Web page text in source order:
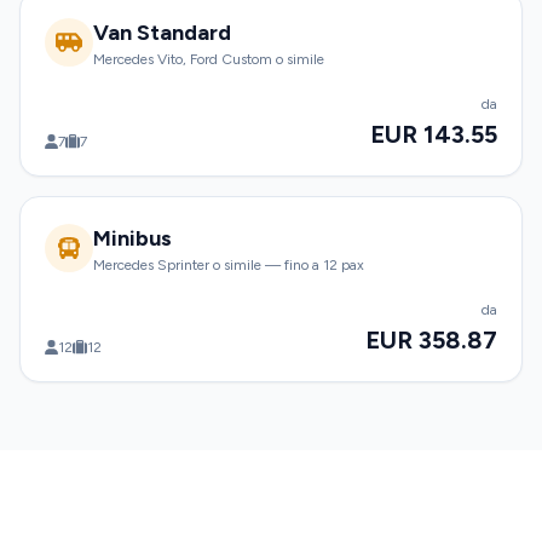
Van Standard
Mercedes Vito, Ford Custom o simile
7 7
da
EUR 143.55
Minibus
Mercedes Sprinter o simile — fino a 12 pax
12 12
da
EUR 358.87